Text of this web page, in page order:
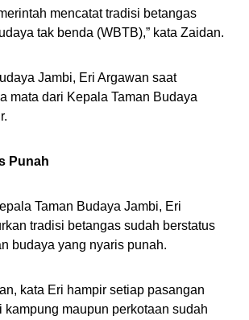
mencatat tradisi betangas
tak benda (WBTB),” kata Zaidan.
Jambi, Eri Argawan saat
mata dari Kepala Taman Budaya
Punah
Taman Budaya Jambi, Eri
tradisi betangas sudah berstatus
budaya yang nyaris punah.
kata Eri hampir setiap pasangan
kampung maupun perkotaan sudah